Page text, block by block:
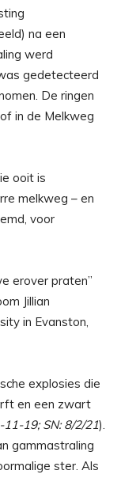
na een
werd
gedetecteerd
De ringen
in de Melkweg
ooit is
melkweg – en
voor
erover praten”
Jillian
in Evanston,
explosies die
en een zwart
11-19; SN: 8/2/21).
gammastraling
ster. Als